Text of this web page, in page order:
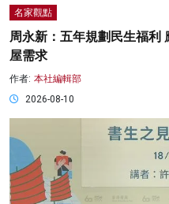
名家觀點
周永新：五年規劃民生福利
屋需求
作者: 本社編輯部
2026-08-10